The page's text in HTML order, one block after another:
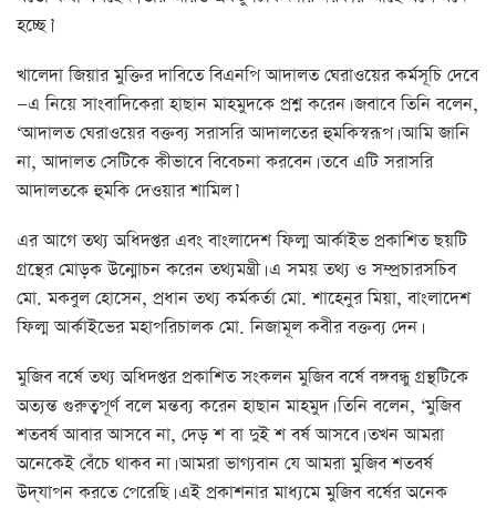
হচ্ছে।’
খালেদা জিয়ার মুক্তির দাবিতে বিএনপি আদালত ঘেরাওয়ের কর্মসূচি দেবে
—এ নিয়ে সাংবাদিকেরা হাছান মাহমুদকে প্রশ্ন করেন। জবাবে তিনি বলেন,
‘আদালত ঘেরাওয়ের বক্তব্য সরাসরি আদালতের হুমকিস্বরূপ। আমি জানি
না, আদালত সেটিকে কীভাবে বিবেচনা করবেন। তবে এটি সরাসরি
আদালতকে হুমকি দেওয়ার শামিল।’
এর আগে তথ্য অধিদপ্তর এবং বাংলাদেশ ফিল্ম আর্কাইভ প্রকাশিত ছয়টি
গ্রন্থের মোড়ক উন্মোচন করেন তথ্যমন্ত্রী। এ সময় তথ্য ও সম্প্রচারসচিব
মো. মকবুল হোসেন, প্রধান তথ্য কর্মকর্তা মো. শাহেনুর মিয়া, বাংলাদেশ
ফিল্ম আর্কাইভের মহাপরিচালক মো. নিজামূল কবীর বক্তব্য দেন।
মুজিব বর্ষে তথ্য অধিদপ্তর প্রকাশিত সংকলন মুজিব বর্ষে বঙ্গবন্ধু গ্রন্থটিকে
অত্যন্ত গুরুত্বপূর্ণ বলে মন্তব্য করেন হাছান মাহমুদ। তিনি বলেন, ‘মুজিব
শতবর্ষ আবার আসবে না, দেড় শ বা দুই শ বর্ষ আসবে। তখন আমরা
অনেকেই বেঁচে থাকব না। আমরা ভাগ্যবান যে আমরা মুজিব শতবর্ষ
উদ্‌যাপন করতে পেরেছি। এই প্রকাশনার মাধ্যমে মুজিব বর্ষের অনেক